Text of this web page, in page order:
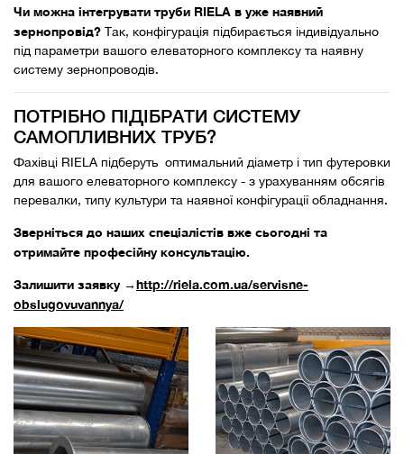
Чи можна інтегрувати труби RIELA в уже наявний
зернопровід? Так, конфігурація підбирається індивідуально
під параметри вашого елеваторного комплексу та наявну
систему зернопроводів.
ПОТРІБНО ПІДІБРАТИ СИСТЕМУ
САМОПЛИВНИХ ТРУБ?
Фахівці RIELA підберуть оптимальний діаметр і тип футеровки
для вашого елеваторного комплексу - з урахуванням обсягів
перевалки, типу культури та наявної конфігурації обладнання.
Зверніться до наших спеціалістів вже сьогодні та
отримайте професійну консультацію.
Залишити заявку →http://riela.com.ua/servisne-
obslugovuvannya/